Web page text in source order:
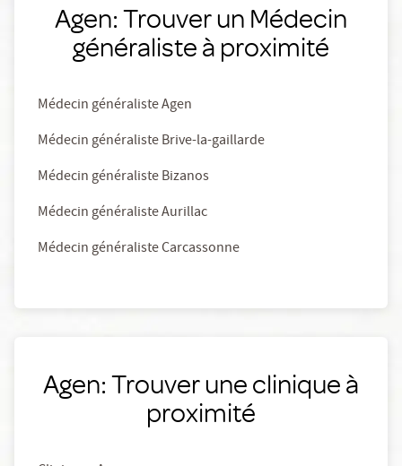
Agen: Trouver un Médecin
généraliste à proximité
Médecin généraliste Agen
Médecin généraliste Brive-la-gaillarde
Médecin généraliste Bizanos
Médecin généraliste Aurillac
Médecin généraliste Carcassonne
Agen: Trouver une clinique à
proximité